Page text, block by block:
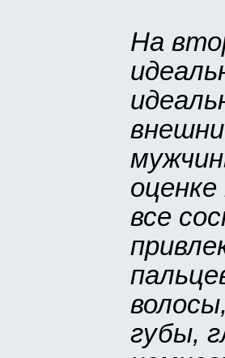
На
все
губы,